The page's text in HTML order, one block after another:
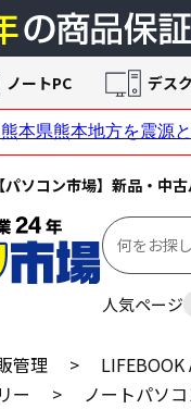
ソコン市場】新品・中古
人気ページ
ノートPC デス
管理 >
LIFEBOOK
ー > ノートパソ